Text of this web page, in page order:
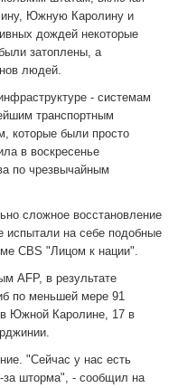
Южную Каролину и
дождей некоторые
затоплены, а
людей.
- системам
транспортным
которые были просто
в воскресенье
по чрезвычайным
сложное восстановление
испытали на себе подобные
CBS "Лицом к нации".
AFP, в результате
по меньшей мере 91
Южной Каролине, 17 в
"Сейчас у нас есть
за шторма", - сообщил на